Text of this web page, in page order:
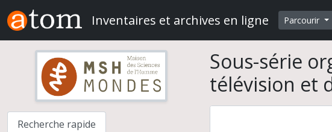
Skip to main content
Inventaires et archives en ligne Parcourir
Recherche rapide
Sous-série
télévision et